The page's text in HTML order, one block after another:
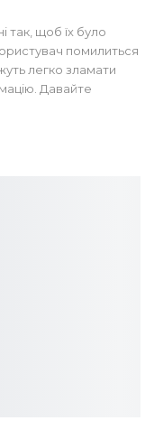
так, щоб їх було
помилиться
легко зламати
Давайте